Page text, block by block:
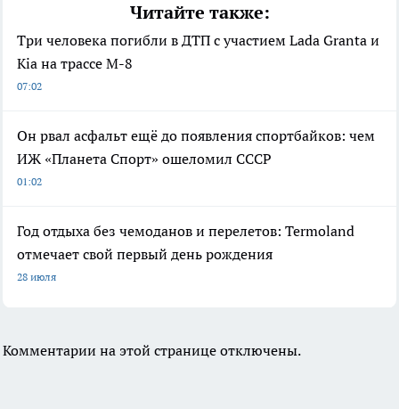
Читайте также:
Три человека погибли в ДТП с участием Lada Granta и
Kia на трассе М-8
07:02
Он рвал асфальт ещё до появления спортбайков: чем
ИЖ «Планета Спорт» ошеломил СССР
01:02
Год отдыха без чемоданов и перелетов: Termoland
отмечает свой первый день рождения
28 июля
Комментарии на этой странице отключены.